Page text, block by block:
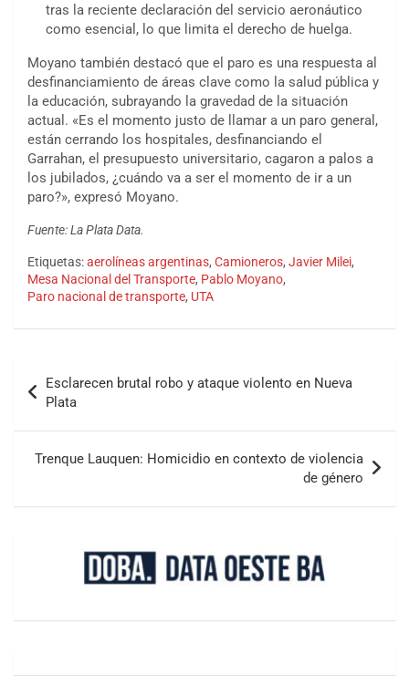
tras la reciente declaración del servicio aeronáutico
como esencial, lo que limita el derecho de huelga.
Moyano también destacó que el paro es una respuesta al
desfinanciamiento de áreas clave como la salud pública y
la educación, subrayando la gravedad de la situación
actual. «Es el momento justo de llamar a un paro general,
están cerrando los hospitales, desfinanciando el
Garrahan, el presupuesto universitario, cagaron a palos a
los jubilados, ¿cuándo va a ser el momento de ir a un
paro?», expresó Moyano.
Fuente: La Plata Data.
Etiquetas:aerolíneas argentinas, Camioneros, Javier Milei,
Mesa Nacional del Transporte, Pablo Moyano,
Paro nacional de transporte, UTA
Esclarecen brutal robo y ataque violento en Nueva
Plata
Trenque Lauquen: Homicidio en contexto de violencia
de género